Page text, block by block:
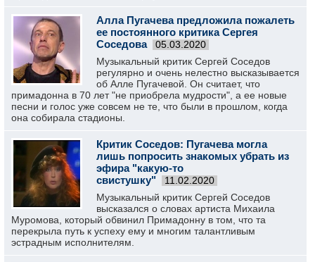
Алла Пугачева предложила пожалеть
ее постоянного критика Сергея
Соседова
05.03.2020
Музыкальный критик Сергей Соседов
регулярно и очень нелестно высказывается
об Алле Пугачевой. Он считает, что
примадонна в 70 лет "не приобрела мудрости", а ее новые
песни и голос уже совсем не те, что были в прошлом, когда
она собирала стадионы.
Критик Соседов: Пугачева могла
лишь попросить знакомых убрать из
эфира "какую-то
свистушку"
11.02.2020
Музыкальный критик Сергей Соседов
высказался о словах артиста Михаила
Муромова, который обвинил Примадонну в том, что та
перекрыла путь к успеху ему и многим талантливым
эстрадным исполнителям.